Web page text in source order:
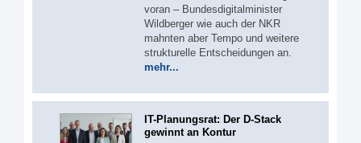
voran – Bundesdigitalminister
Wildberger wie auch der NKR
mahnten aber Tempo und weitere
strukturelle Entscheidungen an.
mehr...
IT-Planungsrat: Der D-Stack
gewinnt an Kontur